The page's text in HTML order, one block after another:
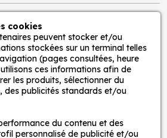
produite avec desencres
génération
et durable. Nos imprimantes
pour reproduire
de votre fichier, qu’il
d’une illustration
affiche d’art.
jusqu’à 2400 dpi
et résistantes à la lumière
cookies
peuvent stocker et/ou
stockées sur un terminal telles
(pages consultées, heure
ces informations afin de
les produits, sélectionner du
des publicités standards et/ou
du contenu et des
personnalisé de publicité et/ou